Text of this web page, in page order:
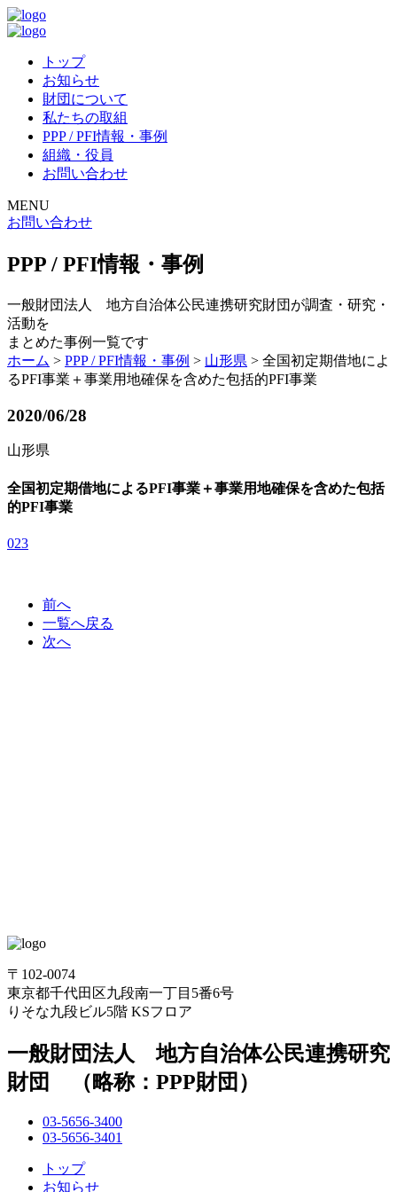
トップ
お知らせ
財団について
私たちの取組
PPP / PFI情報・事例
組織・役員
お問い合わせ
MENU
お問い合わせ
PPP / PFI情報・事例
一般財団法人 地方自治体公民連携研究財団が調査・研究・
活動を
まとめた事例一覧です
ホーム > PPP / PFI情報・事例 > 山形県 > 全国初定期借地によ
るPFI事業＋事業用地確保を含めた包括的PFI事業
2020/06/28
山形県
全国初定期借地によるPFI事業＋事業用地確保を含めた包括
的PFI事業
023
前へ
一覧へ戻る
次へ
〒102-0074
東京都千代田区九段南一丁目5番6号
りそな九段ビル5階 KSフロア
一般財団法人 地方自治体公民連携研究
財団 （略称：PPP財団）
03-5656-3400
03-5656-3401
トップ
お知らせ